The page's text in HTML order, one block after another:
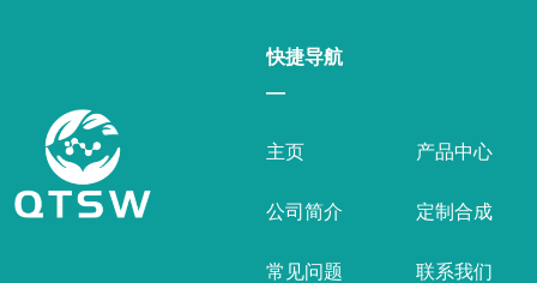
主页
公司简介
常见问题
产品中心
定制合成
联系我们
快捷导航
—